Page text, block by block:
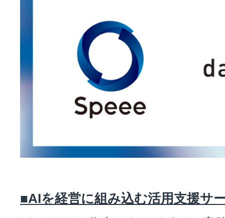
アクセス
■AIを経営に組み込む活用支援サ